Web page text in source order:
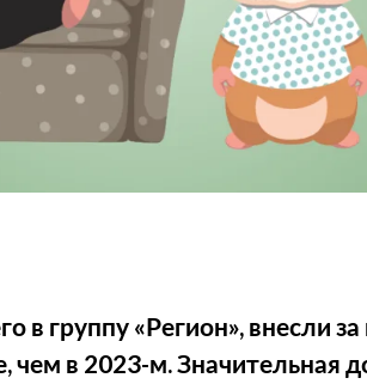
группу «Регион», внесли за
чем в 2023-м. Значительная